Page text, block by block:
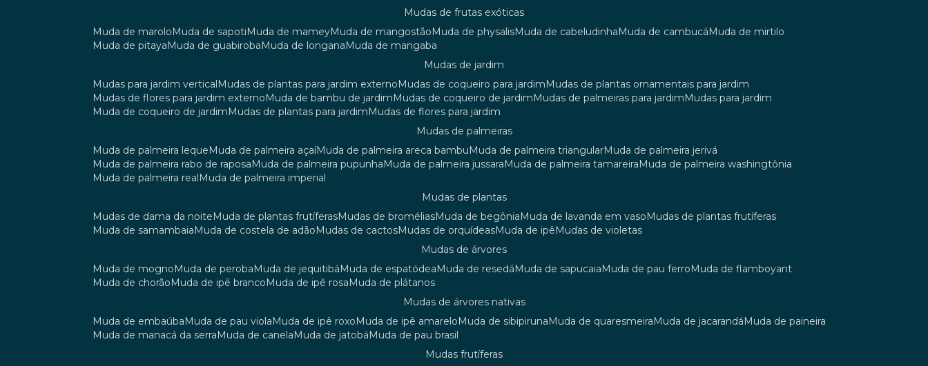
mudas de frutas exóticas
muda de marolo
muda de sapoti muda de mamey muda de mangostão muda de physalis muda de cabeludinha muda de cambucá
muda de mirtilo
muda de pitaya
muda de guabiroba muda de longana
muda de mangaba
mudas de jardim
mudas para jardim vertical
mudas de plantas para jardim externo mudas de coqueiro para jardim
mudas de plantas ornamentais para jardim
mudas de flores para jardim externo
muda de bambu de jardim mudas de coqueiro de jardim mudas de palmeiras para jardim
mudas para jardim
muda de coqueiro de jardim
mudas de plantas para jardim
mudas de flores para jardim
mudas de palmeiras
muda de palmeira leque
muda de palmeira açaí muda de palmeira areca bambu muda de palmeira triangular
muda de palmeira jerivá
muda de palmeira rabo de raposa
muda de palmeira pupunha muda de palmeira jussara muda de palmeira tamareira
muda de palmeira washingtônia
muda de palmeira real
muda de palmeira imperial
mudas de plantas
mudas de dama da noite
muda de plantas frutíferas mudas de bromélias muda de begônia muda de lavanda em vaso
mudas de plantas frutíferas
muda de samambaia
muda de costela de adão mudas de cactos mudas de orquídeas muda de ipê
mudas de violetas
mudas de árvores
muda de mogno
muda de peroba muda de jequitibá muda de espatódea muda de resedá muda de sapucaia muda de pau ferro
muda de flamboyant
muda de chorão
muda de ipê branco muda de ipê rosa
muda de plátanos
mudas de árvores nativas
muda de embaúba
muda de pau viola muda de ipê roxo muda de ipê amarelo muda de sibipiruna muda de quaresmeira muda de jacarandá
muda de paineira
muda de manacá da serra
muda de canela muda de jatobá
muda de pau brasil
mudas frutíferas